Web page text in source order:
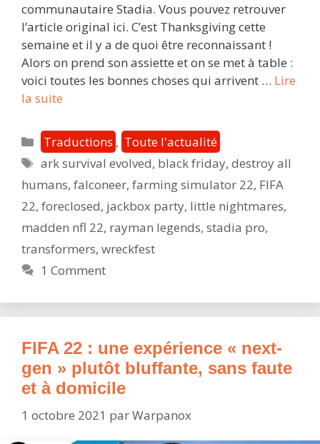
communautaire Stadia. Vous pouvez retrouver
l’article original ici. C’est Thanksgiving cette
semaine et il y a de quoi être reconnaissant !
Alors on prend son assiette et on se met à table :
voici toutes les bonnes choses qui arrivent … Lire
la suite
sur
Stadia
:
Jackbox
Party
Pack
les
jeux
bien
plus
!
Catégories
Traductions , Toute l'actualité
Étiquettes
ark survival evolved, black friday,destroy all
humans, falconeer, farming simulator 22, FIFA
22, foreclosed, jackbox party, little nightmares,
madden nfl 22, rayman legends, stadia pro,
transformers, wreckfest
1 Comment
FIFA 22 : une expérience « next-
gen » plutôt bluffante, sans faute
et à domicile
1 octobre 2021 parWarpanox